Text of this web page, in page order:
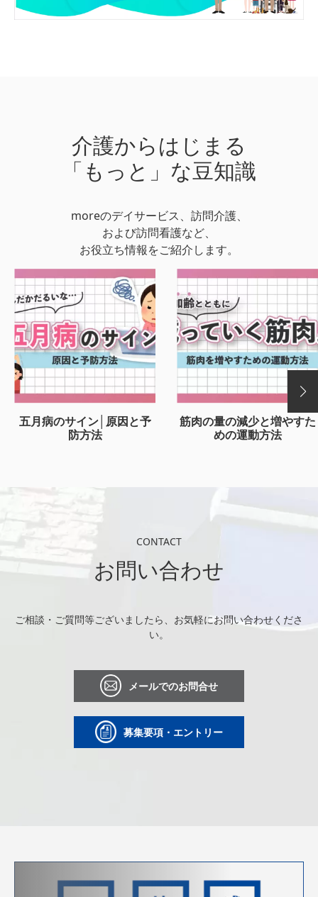
介護からはじまる
「もっと」な豆知識
moreのデイサービス、訪問介護、
および訪問看護など、
お役立ち情報をご紹介します。
五月病のサイン│原因と予
防方法
筋肉の量の減少と増やすた
めの運動方法
CONTACT
お問い合わせ
ご相談・ご質問等ございましたら、お気軽にお問い合わせくださ
い。
メールでのお問合せ
募集要項・エントリー